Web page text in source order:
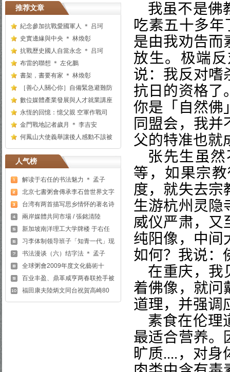
推荐文章
紀念參加抗戰愛國軍人 ＊ 吕珂
史實邊緣與中央 ＊ 林煥彰
抗戰歷史國人自當永念 ＊ 吕珂
布雷的聯想 ＊ 左化鵬
書架，書要有家 ＊ 林煥彰
［善心人關心你］自備緊急避難防
數位媒體產業發展與人才就業講座
永恆的回憶：憶父親 空軍作戰司
金門戰地記者歲月 ＊ 李吉安
何鳳山大使義舉讓後人感動不該被
人气榜
解读于右任的书法魅力 ＊ 孟子
北京七書粥會傳承李石曾世界文字
台湾有两首描写思乡情怀的著名诗
兩岸媒體共同市場 / 張銘清陸
新加坡南洋理工大学牌楼 于右任
习李体制领导班子「知青一代」现
书法漫谈（六）结字法 ＊ 孟子
全球粥會2009年度文化藝術十
百业丰盈、鼎革咸亨两春联抢手被
福田康夫陸炳文同台祝賀高崎80
我虽不是佛
吃素五十多年
是由我劝告而
放生。极端
说：我反对嗜
抗日的资格了
你是「自然佛
同盟会，我并
父的特准也就
张先生虽
等，如果宗
度，就失去宗
生游杭州灵隐
威仪严肃，又
纯阳像，中间
如何？我说：
在重庆，我
着佛像，就问
道理，并强调
素食在伦理
最适合营养。
旷质.... ，对身